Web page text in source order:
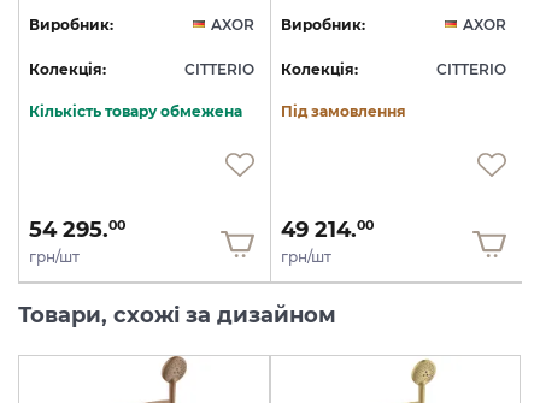
Виробник: AXOR
Колекція: CITTERIO
Кількість товару обмежена
54 295.00
грн/шт
Виробник: AXOR
Колекція: CITTERIO
Під замовлення
49 214.00
грн/шт
Товари, схожі за дизайном